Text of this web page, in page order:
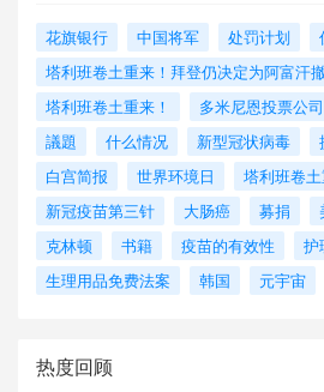
花旗银行 中国将军 处罚计划
塔利班卷土重来！拜登仍决定为阿富汗
塔利班卷土重来！
多米尼恩投票公司
議題
什么情况 新型冠状病毒
白宫简报
世界环境日 塔利班卷
新冠疫苗第三针
大肠癌 募捐
克林顿
书籍 疫苗的有效性
护
生理用品免费法案
韩国 元宇宙
热度回顾